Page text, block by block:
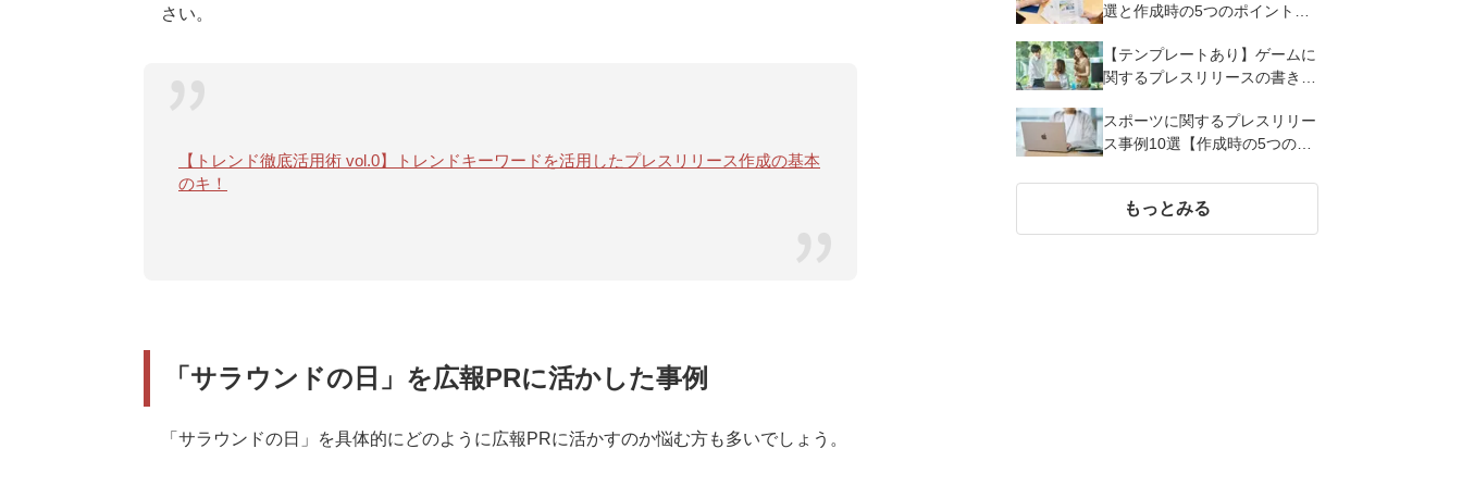
さい。
【トレンド徹底活用術 vol.0】トレンドキーワードを活用したプレスリリース作成の基本
のキ！
「サラウンドの日」を広報PRに活かした事例
「サラウンドの日」を具体的にどのように広報PRに活かすのか悩む方も多いでしょう。
選と作成時の5つのポイントを
【テンプレートあり】ゲームに
関するプレスリリースの書き方
スポーツに関するプレスリリー
ス事例10選【作成時の5つのポ
もっとみる